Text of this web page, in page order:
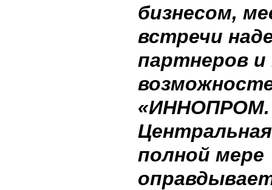
бизнесом,
встречи
партнеров и
«ИННОПРОМ.
полной мере